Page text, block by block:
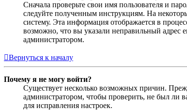
Сначала проверьте свои имя пользователя и
следуйте полученным инструкциям. На
систему. Эта информация отображается в
возможно, что вы указали неправильный адрес
администратором.
Вернуться к началу
Почему я не могу войти?
Существует несколько возможных причин.
администратором, чтобы проверить, не был ли
для исправления настроек.